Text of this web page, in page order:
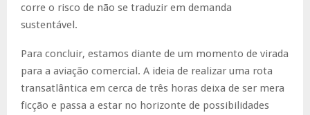
corre o risco de não se traduzir em demanda
sustentável.
Para concluir, estamos diante de um momento de virada
para a aviação comercial. A ideia de realizar uma rota
transatlântica em cerca de três horas deixa de ser mera
ficção e passa a estar no horizonte de possibilidades